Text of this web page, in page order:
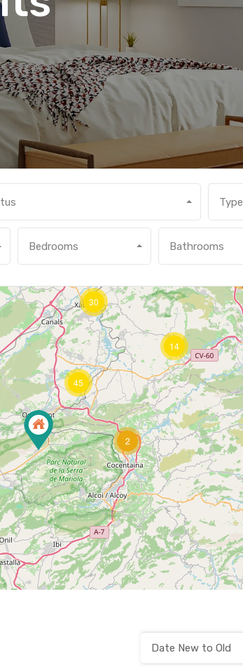
Type
Bedrooms Bathrooms
2
14
2
45
30
Date New to Old